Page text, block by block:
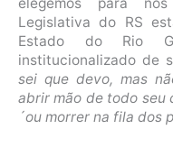
Legislativa do RS
Estado do Rio
institucionalizado de
sei que devo, mas
abrir mão de todo seu
´ou morrer na fila dos